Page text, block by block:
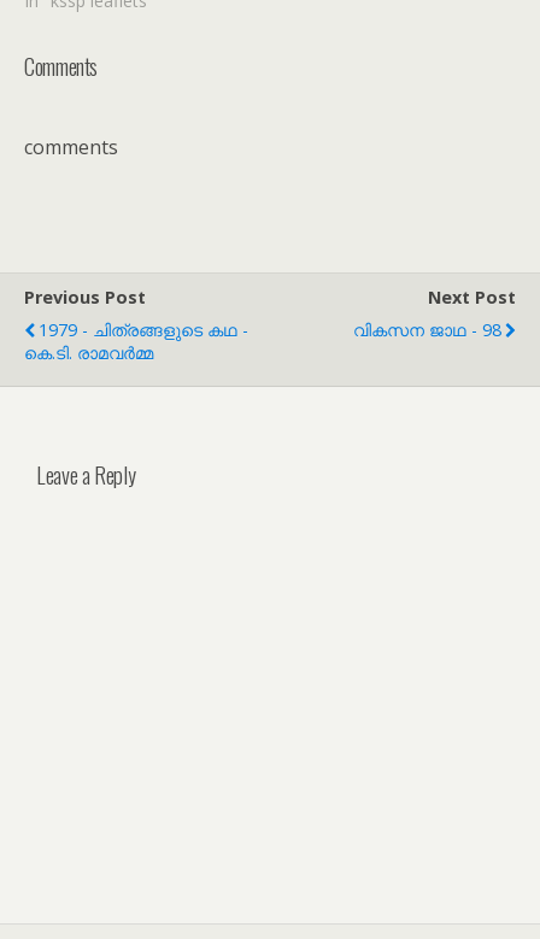
Comments
comments
Previous Post
1979 - ചിത്രങ്ങളുടെ കഥ -
കെ.ടി. രാമവർമ്മ
Next Post
വികസന ജാഥ - 98
Leave a Reply